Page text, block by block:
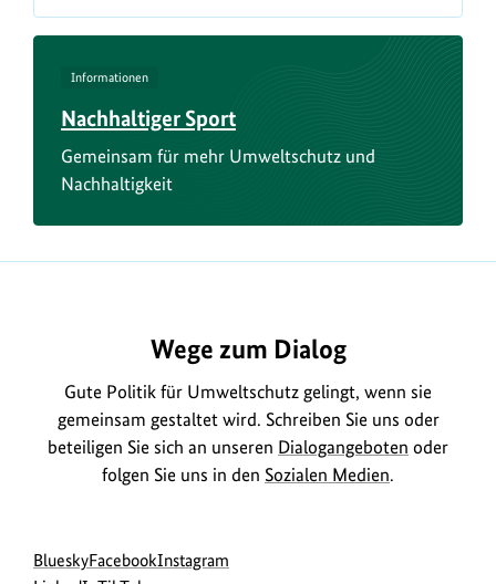
Bild
Informationen
Nachhaltiger Sport
Gemeinsam für mehr Umweltschutz und
Nachhaltigkeit
Wege zum Dialog
Gute Politik für Umweltschutz gelingt, wenn sie
gemeinsam gestaltet wird. Schreiben Sie uns oder
beteiligen Sie sich an unseren Dialogangeboten oder
folgen Sie uns in den Sozialen Medien.
Social
Blueskyzur
Facebookzur
Instagram